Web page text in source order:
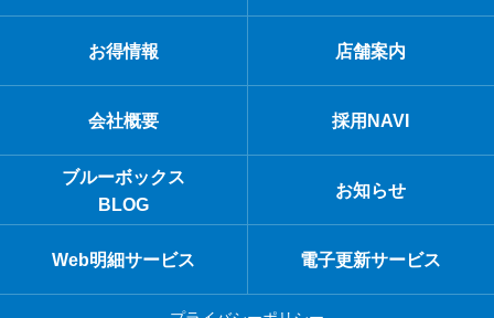
お得情報 店舗案内
会社概要 採用NAVI
ブルーボックス
BLOG
お知らせ
Web明細サービス 電子更新サービス